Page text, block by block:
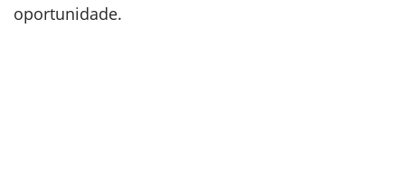
oportunidade.